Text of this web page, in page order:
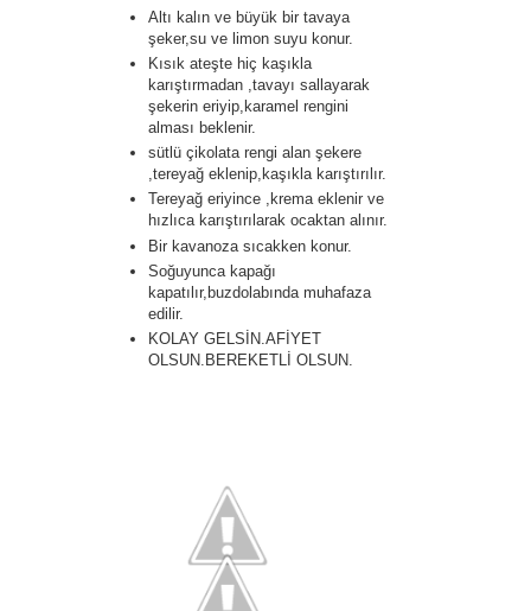
Altı kalın ve büyük bir tavaya
şeker,su ve limon suyu konur.
Kısık ateşte hiç kaşıkla
karıştırmadan ,tavayı sallayarak
şekerin eriyip,karamel rengini
alması beklenir.
sütlü çikolata rengi alan şekere
,tereyağ eklenip,kaşıkla karıştırılır.
Tereyağ eriyince ,krema eklenir ve
hızlıca karıştırılarak ocaktan alınır.
Bir kavanoza sıcakken konur.
Soğuyunca kapağı
kapatılır,buzdolabında muhafaza
edilir.
KOLAY GELSİN.AFİYET
OLSUN.BEREKETLİ OLSUN.